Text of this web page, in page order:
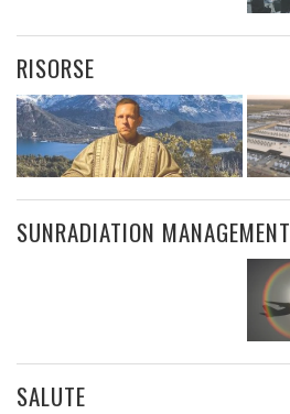
RISORSE
SUNRADIATION MANAGEMENT
SALUTE